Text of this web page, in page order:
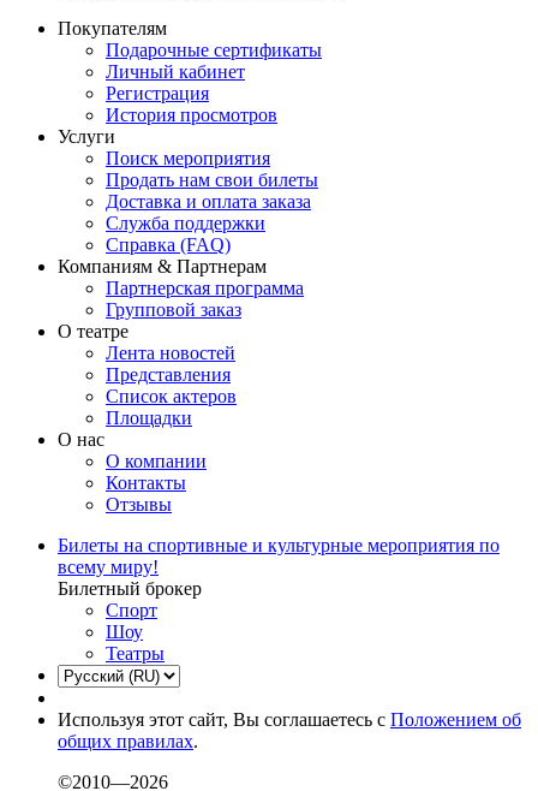
Покупателям
Подарочные сертификаты
Личный кабинет
Регистрация
История просмотров
Услуги
Поиск мероприятия
Продать нам свои билеты
Доставка и оплата заказа
Служба поддержки
Справка (FAQ)
Компаниям & Партнерам
Партнерская программа
Групповой заказ
О театре
Лента новостей
Представления
Список актеров
Площадки
О нас
О компании
Контакты
Отзывы
Билеты на спортивные и культурные мероприятия по
всему миру!
Билетный брокер
Спорт
Шоу
Театры
Используя этот сайт, Вы соглашаетесь с Положением об
общих правилах.
©2010—2026